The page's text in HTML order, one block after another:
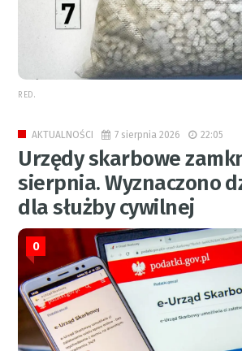
RED.
AKTUALNOŚCI 7 sierpnia 2026 22:05
Urzędy skarbowe
sierpnia. Wyznaczono
dla służby cywilnej
0